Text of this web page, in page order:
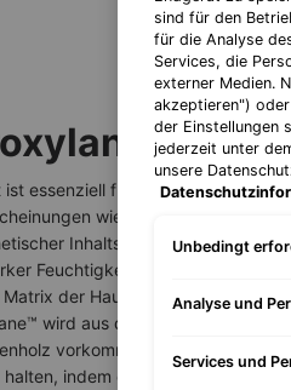
essenziell für eine optimale
wie Falten und feinen
Inhaltsstoff, der in einigen
Feuchtigkeitsspender enthalten
der Haut und verbessert ihre
wird aus dem Zucker Xylose
vorkommt. Es trägt dazu bei,
indem es Falten mildert, die
sind für den
für die Analyse
Services, die
externer Medien.
akzeptieren")
der Einstellungen
jederzeit unter
unsere
Unbedingt
Analyse und
Services und